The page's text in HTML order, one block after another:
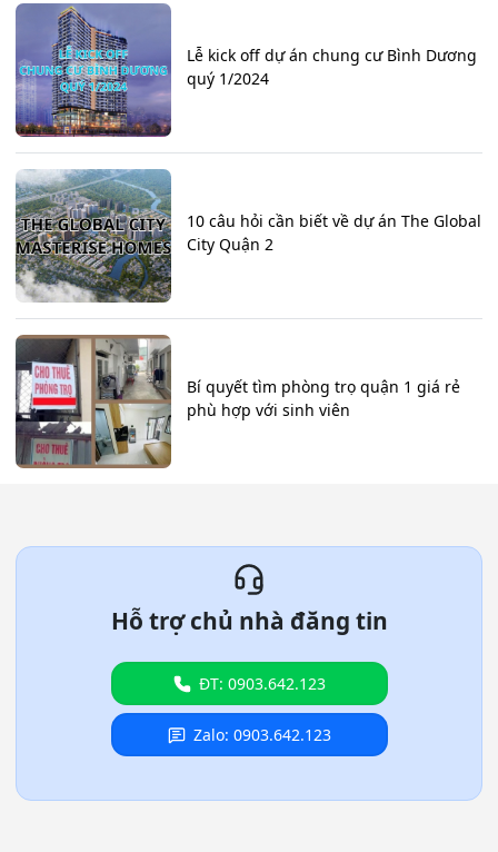
Lễ kick off dự án chung cư Bình Dương
quý 1/2024
10 câu hỏi cần biết về dự án The Global
City Quận 2
Bí quyết tìm phòng trọ quận 1 giá rẻ
phù hợp với sinh viên
Hỗ trợ chủ nhà đăng tin
ĐT: 0903.642.123
Zalo: 0903.642.123